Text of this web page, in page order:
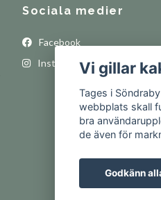
Sociala medier
Facebook
InstagramVi gillar
Tages i
webbplats skall
bra
de även för
Godkänn